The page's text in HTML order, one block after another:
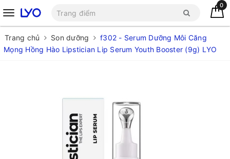
0
Trang chủ Son dưỡng
f302 - Serum Dưỡng Môi Căng
Mọng Hồng Hào Lipstician Lip Serum Youth Booster (9g) LYO